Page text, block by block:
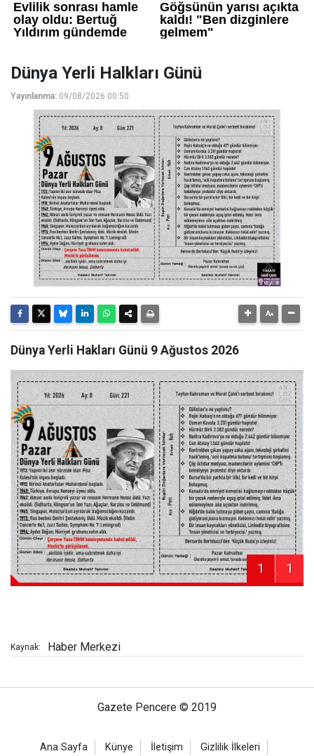
Dünya Yerli Halkları Günü
Yayınlanma: 09/08/2026 00:50
Dünya Yerli Hakları Günü 9 Ağustos 2026
1 1
Kaynak: Haber Merkezi
Gazete Pencere © 2019
Ana Sayfa Künye İletişim Gizlilik İlkeleri